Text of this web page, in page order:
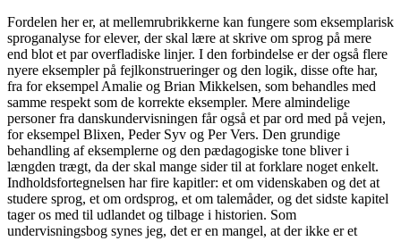
Fordelen her er, at mellemrubrikkerne kan fungere som eksemplarisk
sproganalyse for elever, der skal lære at skrive om sprog på mere
end blot et par overfladiske linjer. I den forbindelse er der også flere
nyere eksempler på fejlkonstrueringer og den logik, disse ofte har,
fra for eksempel Amalie og Brian Mikkelsen, som behandles med
samme respekt som de korrekte eksempler. Mere almindelige
personer fra danskundervisningen får også et par ord med på vejen,
for eksempel Blixen, Peder Syv og Per Vers. Den grundige
behandling af eksemplerne og den pædagogiske tone bliver i
længden trægt, da der skal mange sider til at forklare noget enkelt.
Indholdsfortegnelsen har fire kapitler: et om videnskaben og det at
studere sprog, et om ordsprog, et om talemåder, og det sidste kapitel
tager os med til udlandet og tilbage i historien. Som
undervisningsbog synes jeg, det er en mangel, at der ikke er et